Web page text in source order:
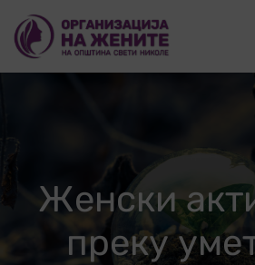
Женски
преку